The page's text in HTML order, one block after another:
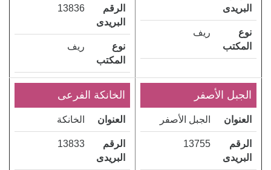
البريدى
نوع
المكتب
ريف
الرقم
البريدى
13836
نوع
المكتب
ريف
الجبل الأصفر
العنوان الجبل الأصفر
الرقم
البريدى
13755
الخانكة الفرعى
العنوان الخانكة
الرقم
البريدى
13833